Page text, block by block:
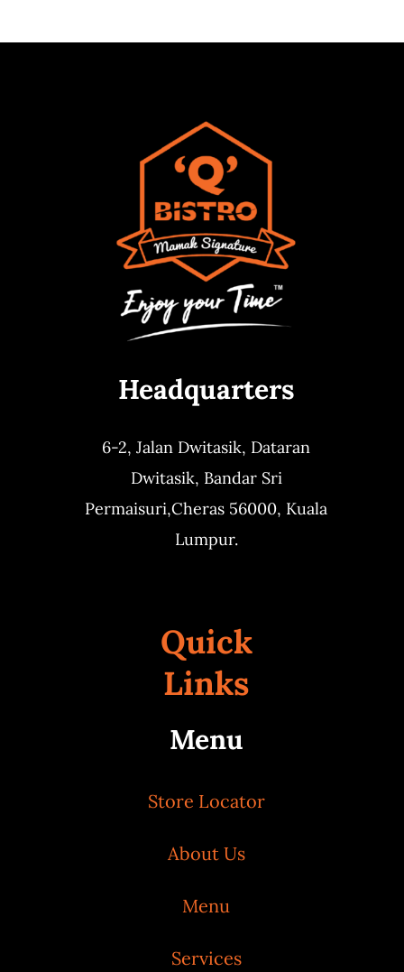
Headquarters
6-2, Jalan Dwitasik, Dataran
Dwitasik, Bandar Sri
Permaisuri,Cheras 56000, Kuala
Lumpur.
Quick
Links
Menu
Store Locator
About Us
Menu
Services